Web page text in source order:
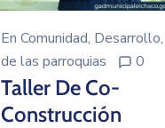
En Comunidad‚ Desarrollo‚
de las parroquias
0
Taller De Co-
Construcción